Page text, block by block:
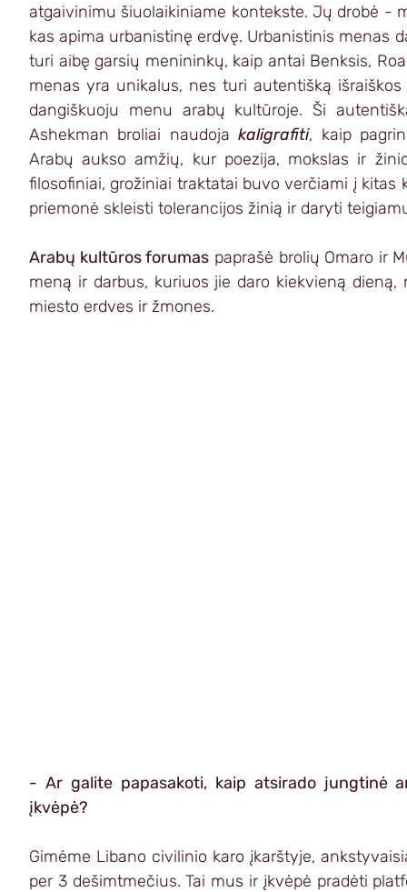
atgaivinimu šiuolaikiniame kontekste. Jų drobė -
kas apima urbanistinę erdvę. Urbanistinis menas
turi aibę garsių menininkų, kaip antai Benksis,
menas yra unikalus, nes turi autentišką
dangiškuoju menu arabų kultūroje. Ši
Ashekman broliai naudoja kaligrafiti, kaip
Arabų aukso amžių, kur poezija, mokslas ir
filosofiniai, grožiniai traktatai buvo verčiami į kitas
priemonė skleisti tolerancijos žinią ir daryti
Arabų kultūros forumas paprašė brolių Omaro ir
meną ir darbus, kuriuos jie daro kiekvieną
miesto erdves ir žmones.
- Ar galite papasakoti, kaip atsirado jungtinė
įkvėpė?
Gimėme Libano civilinio karo įkarštyje,
per 3 dešimtmečius. Tai mus ir įkvėpė pradėti